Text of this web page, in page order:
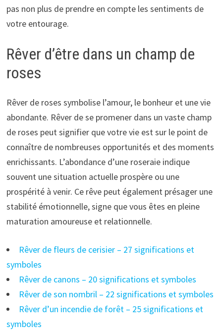
pas non plus de prendre en compte les sentiments de
votre entourage.
Rêver d’être dans un champ de
roses
Rêver de roses symbolise l’amour, le bonheur et une vie
abondante. Rêver de se promener dans un vaste champ
de roses peut signifier que votre vie est sur le point de
connaître de nombreuses opportunités et des moments
enrichissants. L’abondance d’une roseraie indique
souvent une situation actuelle prospère ou une
prospérité à venir. Ce rêve peut également présager une
stabilité émotionnelle, signe que vous êtes en pleine
maturation amoureuse et relationnelle.
Rêver de fleurs de cerisier – 27 significations et
symboles
Rêver de canons – 20 significations et symboles
Rêver de son nombril – 22 significations et symboles
Rêver d’un incendie de forêt – 25 significations et
symboles